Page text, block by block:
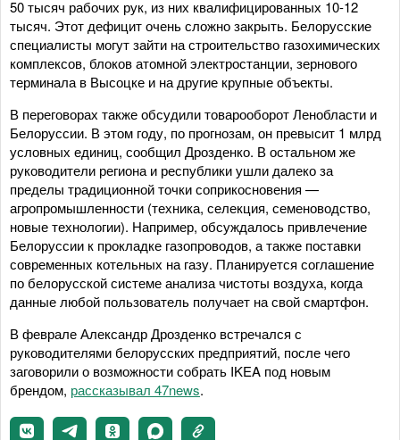
50 тысяч рабочих рук, из них квалифицированных 10-12
тысяч. Этот дефицит очень сложно закрыть. Белорусские
специалисты могут зайти на строительство газохимических
комплексов, блоков атомной электростанции, зернового
терминала в Высоцке и на другие крупные объекты.
В переговорах также обсудили товарооборот Ленобласти и
Белоруссии. В этом году, по прогнозам, он превысит 1 млрд
условных единиц, сообщил Дрозденко. В остальном же
руководители региона и республики ушли далеко за
пределы традиционной точки соприкосновения —
агропромышленности (техника, селекция, семеноводство,
новые технологии). Например, обсуждалось привлечение
Белоруссии к прокладке газопроводов, а также поставки
современных котельных на газу. Планируется соглашение
по белорусской системе анализа чистоты воздуха, когда
данные любой пользователь получает на свой смартфон.
В феврале Александр Дрозденко встречался с
руководителями белорусских предприятий, после чего
заговорили о возможности собрать IKEA под новым
брендом, рассказывал 47news.